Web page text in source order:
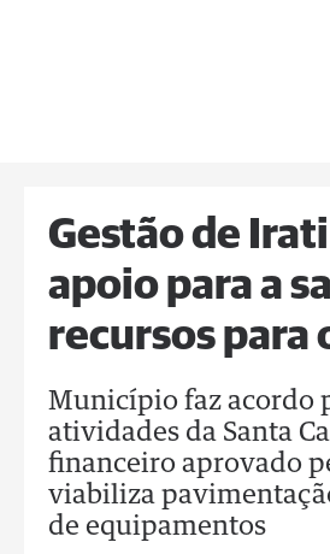
Gestão de
apoio para a
recursos para
Município faz acordo
atividades da Santa
financeiro aprovado
viabiliza
de equipamentos